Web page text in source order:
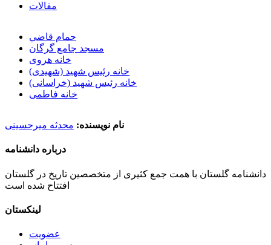
مقالات
حمام قاضي
مسجد جامع گرگان
خانه هروی
خانه رئیس شهید (شهیدی)
خانه رئیس شهید (خراسانی)
خانه فاطمی
نام نویسنده: محدثه میرحسینی
درباره دانشنامه
دانشنامه گلستان با همت جمع کثیری از متخصصین تاریخ در گلستان
افتتاح شده است
لینکستان
عضویت